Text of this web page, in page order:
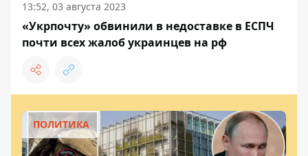
13:52, 03 августа 2023
«Укрпочту» обвинили в недоставке в ЕСПЧ
почти всех жалоб украинцев на рф
ПОЛИТИКА